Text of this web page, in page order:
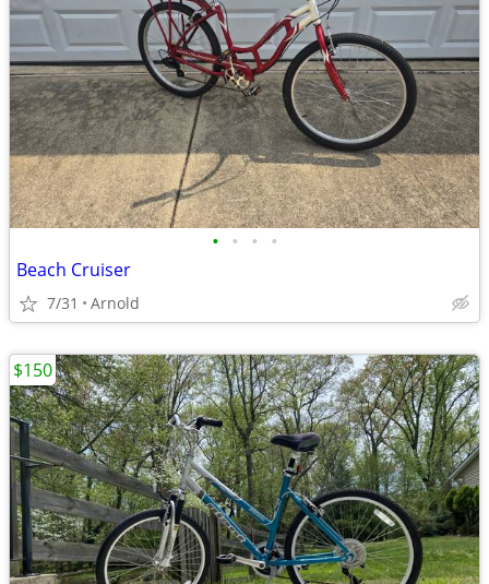
• • • •
Beach Cruiser
7/31 Arnold
$150